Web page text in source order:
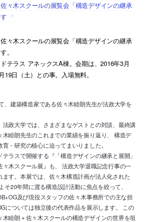
々木スクールの展覧会「構造デザインの継承
々木スクールの展覧会「構造デザインの継承
。
テラス アネックスA棟。会期は、2016年3月
19日（土）との事。入場無料。
、建築構造家である佐々木睦朗先生が法政大学を
法政大学では、さまざまなゲストとの対談、最終講
木睦朗先生のこれまでの業績を振り返り、 構造デ
・研究の核心に迫ってまいりました。
ラスで開催する『「構造デザインの継承と展開」
々木スクール展』も、 法政大学退職記念行事の一
ます。本展では、佐々木構造計画が法人化された
そ20年間に渡る構造設計活動に焦点を絞って、
及び現役スタッフの佐々木事務所での主な担
については独立後の代表作品を展示します。 この
木睦朗＋佐々木スクールの構造デザインの世界を垣